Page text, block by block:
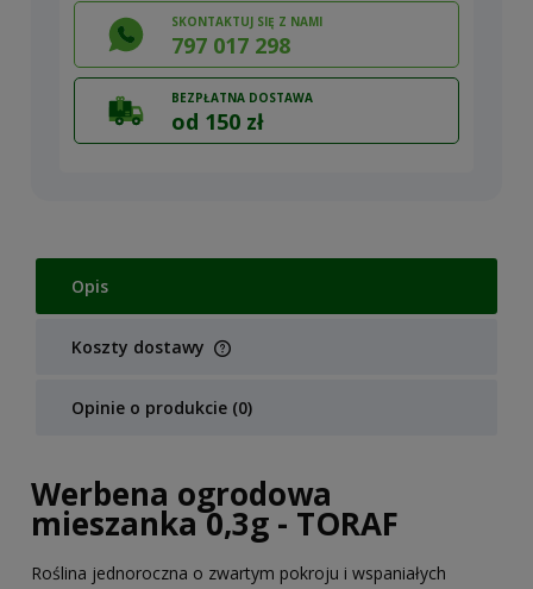
SKONTAKTUJ SIĘ Z NAMI
797 017 298
BEZPŁATNA DOSTAWA
od 150 zł
Opis
Koszty dostawy
Cena nie zawiera ewentualnych kosztów płatności
Opinie o produkcie (0)
Werbena ogrodowa
mieszanka 0,3g - TORAF
Roślina jednoroczna o zwartym pokroju i wspaniałych